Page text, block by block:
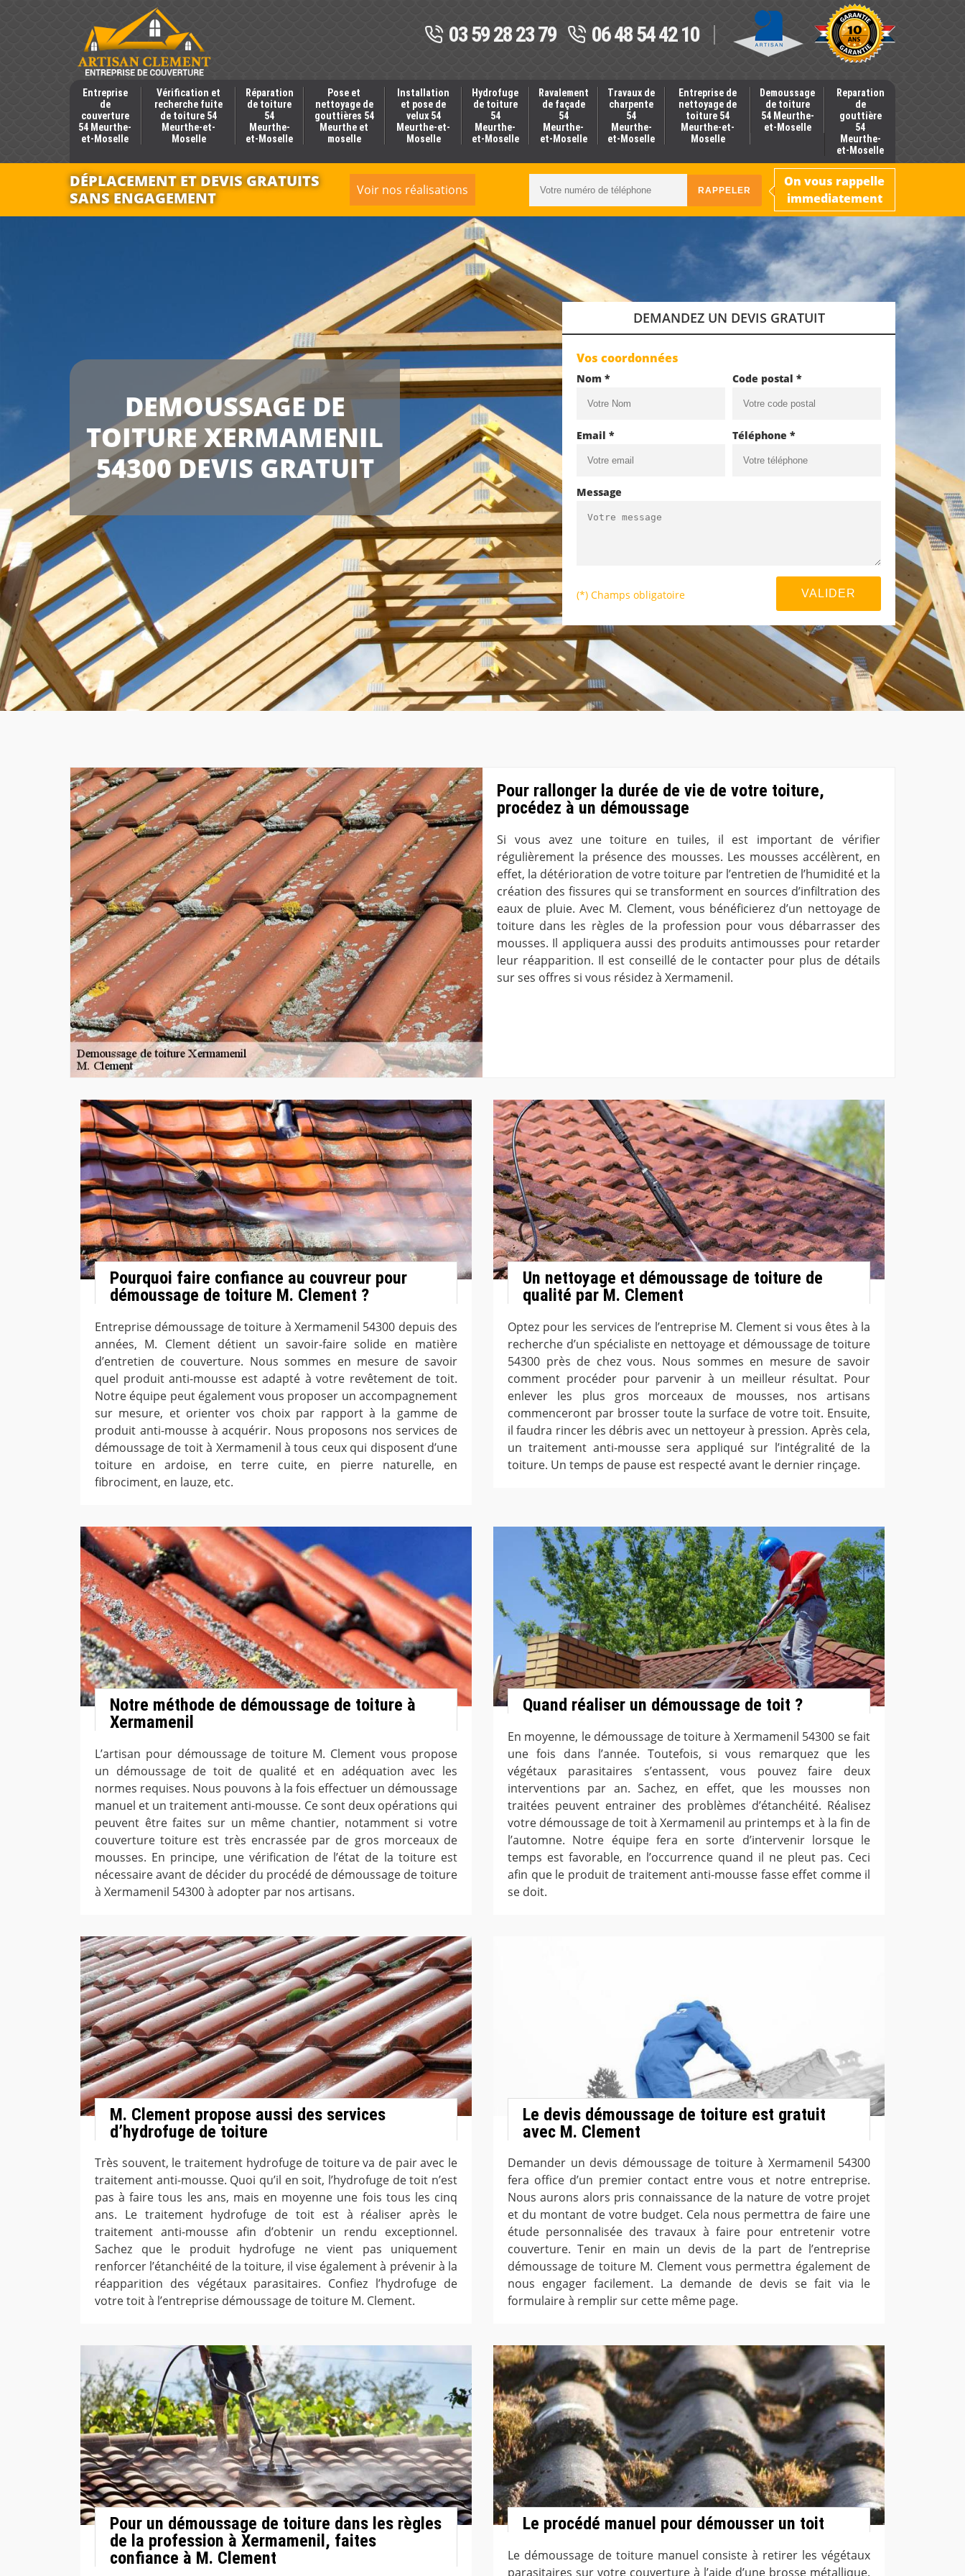
03 59 28 23 79 06 48 54 42 10
Entreprise
de
couverture
54 Meurthe-
et-Moselle
Vérification et
recherche fuite
de toiture 54
Meurthe-et-
Moselle
Réparation
de toiture
54
Meurthe-
et-Moselle
Pose et
nettoyage de
gouttières 54
Meurthe et
moselle
Installation
et pose de
velux 54
Meurthe-et-
Moselle
Hydrofuge
de toiture
54
Meurthe-
et-Moselle
Ravalement
de façade
54
Meurthe-
et-Moselle
Travaux de
charpente
54
Meurthe-
et-Moselle
Entreprise de
nettoyage de
toiture 54
Meurthe-et-
Moselle
Demoussage
de toiture
54 Meurthe-
et-Moselle
Reparation
de
gouttière
54
Meurthe-
et-Moselle
DÉPLACEMENT ET DEVIS GRATUITS
SANS ENGAGEMENT
Voir nos réalisations
On vous rappelle
immediatement
DEMOUSSAGE DE
TOITURE XERMAMENIL
54300 DEVIS GRATUIT
DEMANDEZ UN DEVIS GRATUIT
Vos coordonnées
Nom * Code postal *
Email * Téléphone *
Message
(*) Champs obligatoire
Pour rallonger la durée de vie de votre toiture,
procédez à un démoussage
Si vous avez une toiture en tuiles, il est important de vérifier
régulièrement la présence des mousses. Les mousses accélèrent, en
effet, la détérioration de votre toiture par l’entretien de l’humidité et la
création des fissures qui se transforment en sources d’infiltration des
eaux de pluie. Avec M. Clement, vous bénéficierez d’un nettoyage de
toiture dans les règles de la profession pour vous débarrasser des
mousses. Il appliquera aussi des produits antimousses pour retarder
leur réapparition. Il est conseillé de le contacter pour plus de détails
sur ses offres si vous résidez à Xermamenil.
Pourquoi faire confiance au couvreur pour
démoussage de toiture M. Clement ?
Entreprise démoussage de toiture à Xermamenil 54300 depuis des
années, M. Clement détient un savoir-faire solide en matière
d’entretien de couverture. Nous sommes en mesure de savoir
quel produit anti-mousse est adapté à votre revêtement de toit.
Notre équipe peut également vous proposer un accompagnement
sur mesure, et orienter vos choix par rapport à la gamme de
produit anti-mousse à acquérir. Nous proposons nos services de
démoussage de toit à Xermamenil à tous ceux qui disposent d’une
toiture en ardoise, en terre cuite, en pierre naturelle, en
fibrociment, en lauze, etc.
Un nettoyage et démoussage de toiture de
qualité par M. Clement
Optez pour les services de l’entreprise M. Clement si vous êtes à la
recherche d’un spécialiste en nettoyage et démoussage de toiture
54300 près de chez vous. Nous sommes en mesure de savoir
comment procéder pour parvenir à un meilleur résultat. Pour
enlever les plus gros morceaux de mousses, nos artisans
commenceront par brosser toute la surface de votre toit. Ensuite,
il faudra rincer les débris avec un nettoyeur à pression. Après cela,
un traitement anti-mousse sera appliqué sur l’intégralité de la
toiture. Un temps de pause est respecté avant le dernier rinçage.
Notre méthode de démoussage de toiture à
Xermamenil
L’artisan pour démoussage de toiture M. Clement vous propose
un démoussage de toit de qualité et en adéquation avec les
normes requises. Nous pouvons à la fois effectuer un démoussage
manuel et un traitement anti-mousse. Ce sont deux opérations qui
peuvent être faites sur un même chantier, notamment si votre
couverture toiture est très encrassée par de gros morceaux de
mousses. En principe, une vérification de l’état de la toiture est
nécessaire avant de décider du procédé de démoussage de toiture
à Xermamenil 54300 à adopter par nos artisans.
Quand réaliser un démoussage de toit ?
En moyenne, le démoussage de toiture à Xermamenil 54300 se fait
une fois dans l’année. Toutefois, si vous remarquez que les
végétaux parasitaires s’entassent, vous pouvez faire deux
interventions par an. Sachez, en effet, que les mousses non
traitées peuvent entrainer des problèmes d’étanchéité. Réalisez
votre démoussage de toit à Xermamenil au printemps et à la fin de
l’automne. Notre équipe fera en sorte d’intervenir lorsque le
temps est favorable, en l’occurrence quand il ne pleut pas. Ceci
afin que le produit de traitement anti-mousse fasse effet comme il
se doit.
M. Clement propose aussi des services
d’hydrofuge de toiture
Très souvent, le traitement hydrofuge de toiture va de pair avec le
traitement anti-mousse. Quoi qu’il en soit, l’hydrofuge de toit n’est
pas à faire tous les ans, mais en moyenne une fois tous les cinq
ans. Le traitement hydrofuge de toit est à réaliser après le
traitement anti-mousse afin d’obtenir un rendu exceptionnel.
Sachez que le produit hydrofuge ne vient pas uniquement
renforcer l’étanchéité de la toiture, il vise également à prévenir à la
réapparition des végétaux parasitaires. Confiez l’hydrofuge de
votre toit à l’entreprise démoussage de toiture M. Clement.
Le devis démoussage de toiture est gratuit
avec M. Clement
Demander un devis démoussage de toiture à Xermamenil 54300
fera office d’un premier contact entre vous et notre entreprise.
Nous aurons alors pris connaissance de la nature de votre projet
et du montant de votre budget. Cela nous permettra de faire une
étude personnalisée des travaux à faire pour entretenir votre
couverture. Tenir en main un devis de la part de l’entreprise
démoussage de toiture M. Clement vous permettra également de
nous engager facilement. La demande de devis se fait via le
formulaire à remplir sur cette même page.
Pour un démoussage de toiture dans les règles
de la profession à Xermamenil, faites
confiance à M. Clement
Le procédé manuel pour démousser un toit
Le démoussage de toiture manuel consiste à retirer les végétaux
parasitaires sur votre couverture à l’aide d’une brosse métallique.